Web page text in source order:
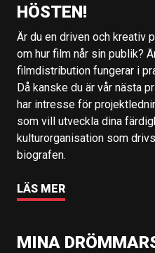
HÖSTEN!
Är du en driven och kreativ
om hur film når sin publik?
filmdistribution fungerar i
Då kanske du är vår nästa
har intresse för
som vill utveckla dina
kulturorganisation som
biografen.
LÄS MER
MINA